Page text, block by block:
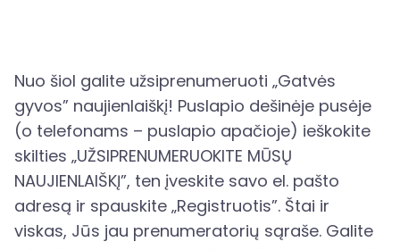
Nuo šiol galite užsiprenumeruoti „Gatvės
gyvos” naujienlaiškį! Puslapio dešinėje pusėje
(o telefonams – puslapio apačioje) ieškokite
skilties „UŽSIPRENUMERUOKITE MŪSŲ
NAUJIENLAIŠKĮ”, ten įveskite savo el. pašto
adresą ir spauskite „Registruotis”. Štai ir
viskas, Jūs jau prenumeratorių sąraše. Galite